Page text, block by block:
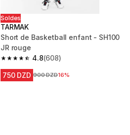
Soldes
TARMAK
Short de Basketball enfant - SH100
JR rouge
4.8
4.8 out of 5 stars from 608 reviews
(608)
750 DZD Prix avant la réduction
900 DZD16%